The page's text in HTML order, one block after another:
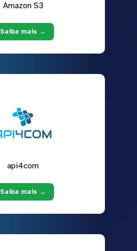
Amazon S3
Saiba mais →
api4com
Saiba mais →